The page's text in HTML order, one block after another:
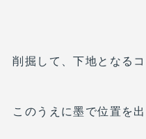
削掘して、下地となる
このうえに墨で位置を出